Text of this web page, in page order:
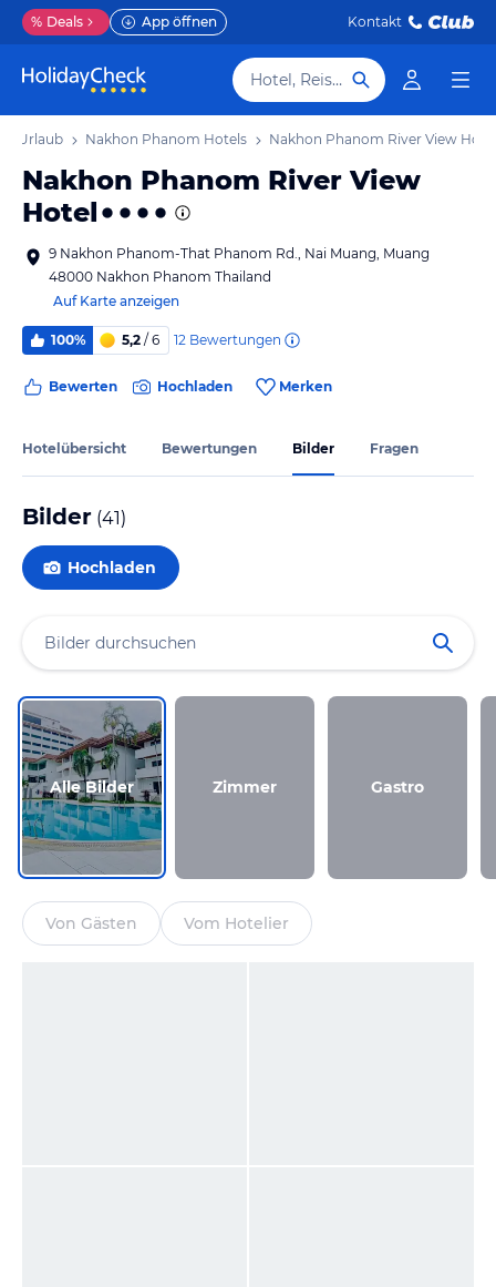
% Deals App öffnen Kontakt
Hotel, Reiseziel
Urlaub Nakhon Phanom Hotels Nakhon Phanom River View Hotel
Nakhon Phanom River View
Hotel
9 Nakhon Phanom-That Phanom Rd., Nai Muang, Muang
48000 Nakhon Phanom Thailand
Auf Karte anzeigen
100% 5,2 / 6 12 Bewertungen
Bewerten Hochladen Merken
Hotelübersicht Bewertungen Bilder Fragen
Bilder (41)
Hochladen
Alle Bilder Zimmer Gastro
Von Gästen Vom Hotelier